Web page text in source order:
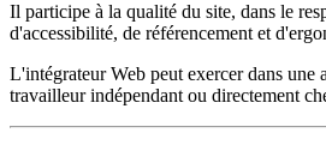
Il participe à la qualité du site, dans le
d'accessibilité, de référencement et
L'intégrateur Web peut exercer dans une
travailleur indépendant ou directement